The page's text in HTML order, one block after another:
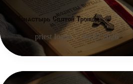
Монастырь Святой Троицы
priest Ioann 04.07.2026